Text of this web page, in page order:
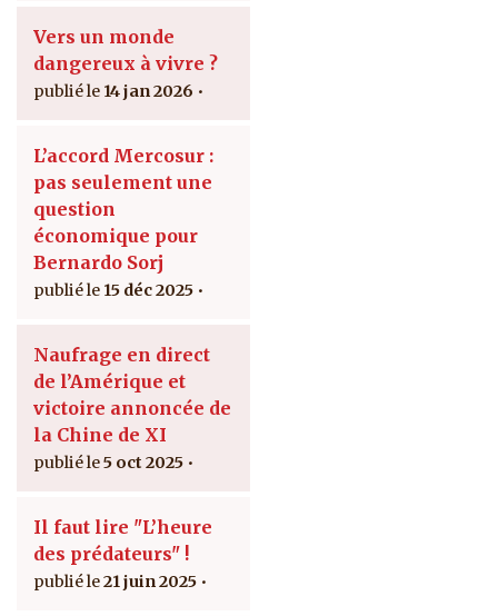
Vers un monde
dangereux à vivre ?
14 jan 2026
L’accord Mercosur :
pas seulement une
question
économique pour
Bernardo Sorj
15 déc 2025
Naufrage en direct
de l’Amérique et
victoire annoncée de
la Chine de XI
5 oct 2025
Il faut lire "L’heure
des prédateurs" !
21 juin 2025